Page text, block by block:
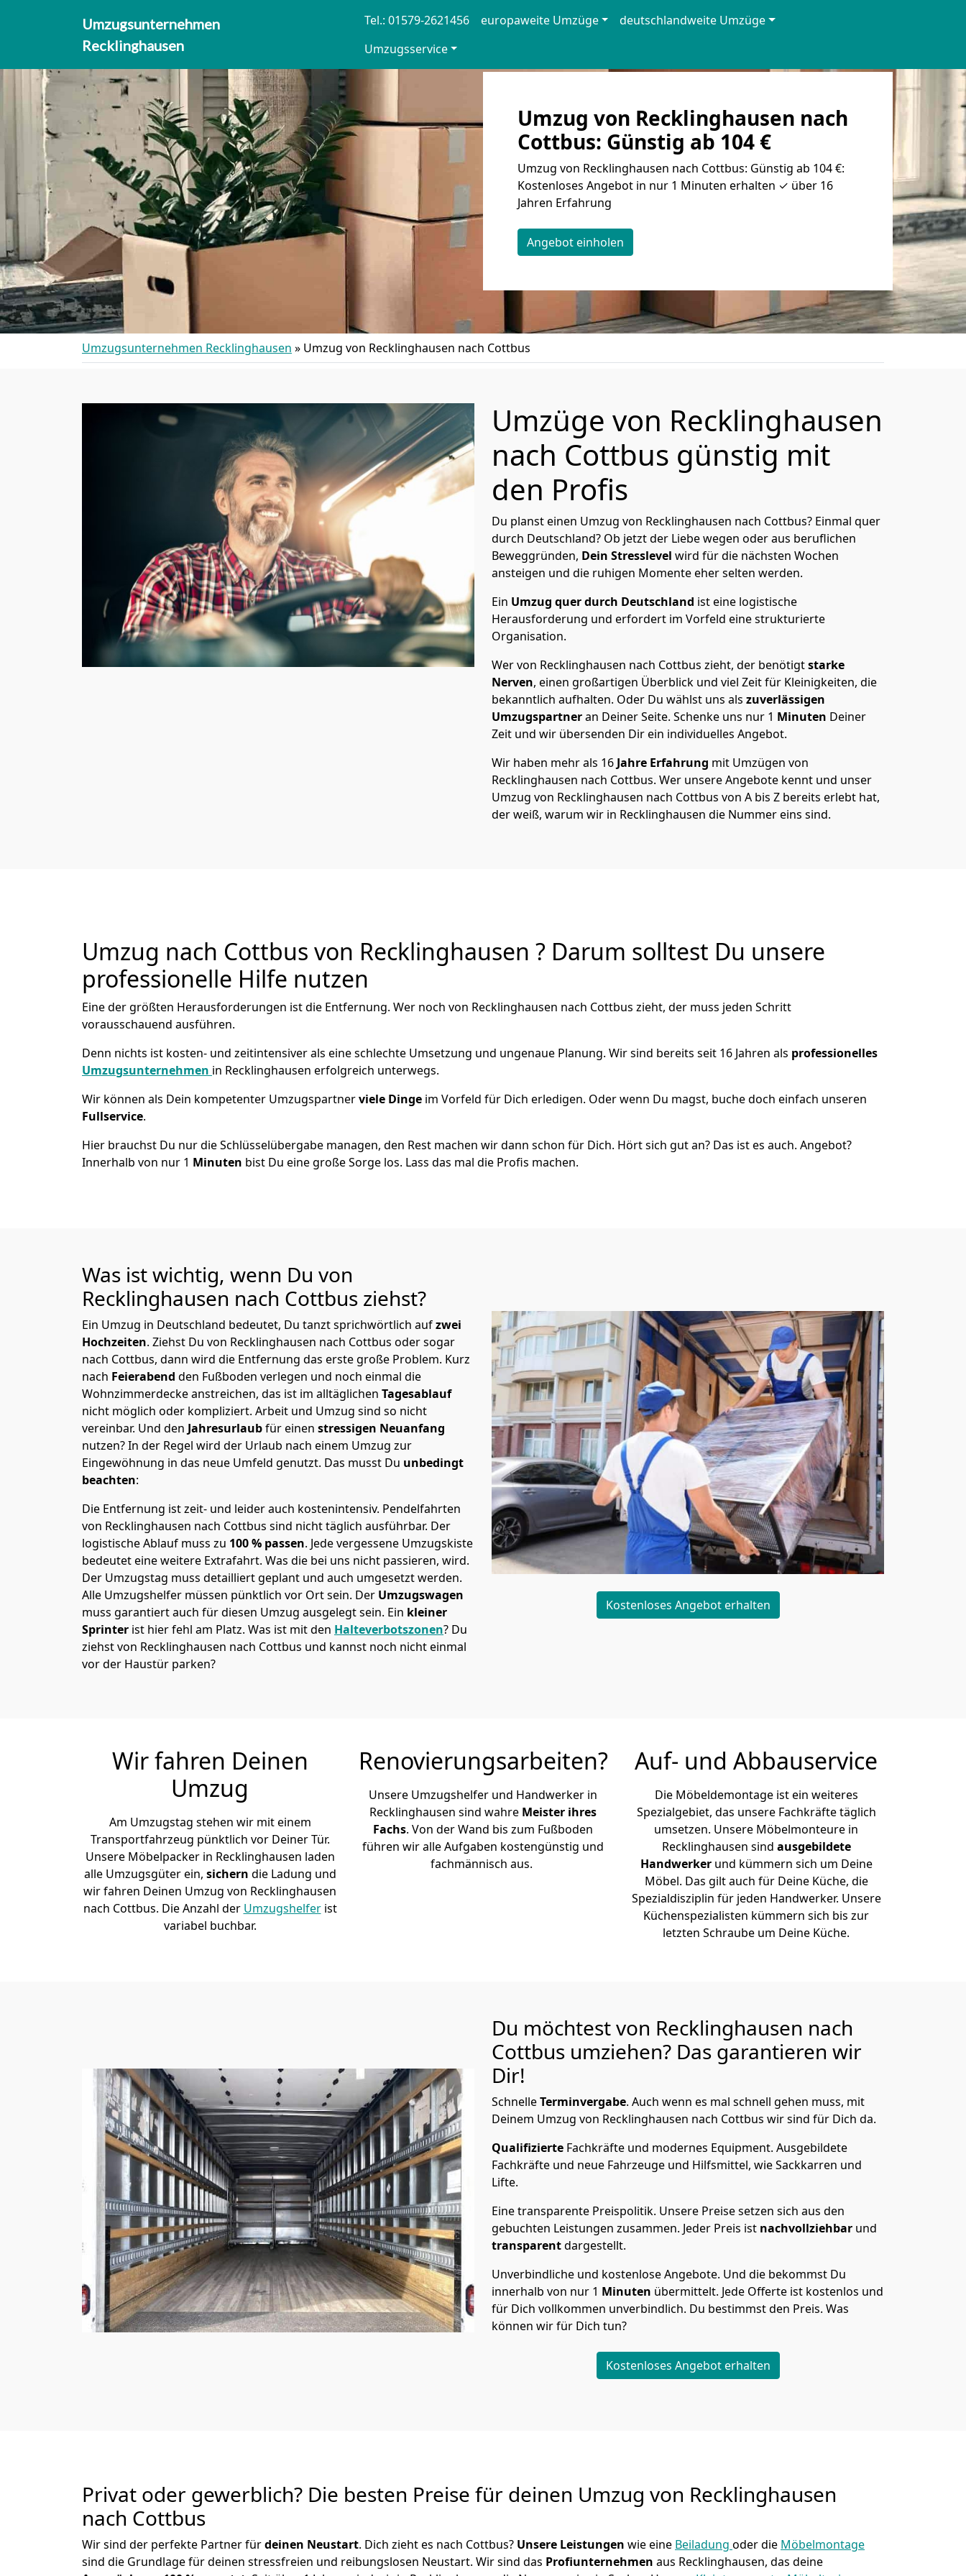
Umzugsunternehmen
Recklinghausen
Tel.: 01579-2621456 europaweite Umzüge
deutschlandweite Umzüge
Umzugsservice
Umzug von Recklinghausen nach
Cottbus: Günstig ab 104 €
Umzug von Recklinghausen nach Cottbus: Günstig ab 104 €:
Kostenloses Angebot in nur 1 Minuten erhalten ✓ über 16
Jahren Erfahrung
Angebot einholen
Umzugsunternehmen Recklinghausen » Umzug von Recklinghausen nach Cottbus
Umzüge von Recklinghausen
nach Cottbus günstig mit
den Profis
Du planst einen Umzug von Recklinghausen nach Cottbus? Einmal quer
durch Deutschland? Ob jetzt der Liebe wegen oder aus beruflichen
Beweggründen, Dein Stresslevel wird für die nächsten Wochen
ansteigen und die ruhigen Momente eher selten werden.
Ein Umzug quer durch Deutschland ist eine logistische
Herausforderung und erfordert im Vorfeld eine strukturierte
Organisation.
Wer von Recklinghausen nach Cottbus zieht, der benötigtstarke
Nerven, einen großartigen Überblick und viel Zeit für Kleinigkeiten, die
bekanntlich aufhalten. Oder Du wählst uns als zuverlässigen
Umzugspartneran Deiner Seite. Schenke uns nur 1 Minuten Deiner
Zeit und wir übersenden Dir ein individuelles Angebot.
Wir haben mehr als 16 Jahre Erfahrung mit Umzügen von
Recklinghausen nach Cottbus. Wer unsere Angebote kennt und unser
Umzug von Recklinghausen nach Cottbus von A bis Z bereits erlebt hat,
der weiß, warum wir in Recklinghausen die Nummer eins sind.
Umzug nach Cottbus von Recklinghausen ? Darum solltest Du unsere
professionelle Hilfe nutzen
Eine der größten Herausforderungen ist die Entfernung. Wer noch von Recklinghausen nach Cottbus zieht, der muss jeden Schritt
vorausschauend ausführen.
Denn nichts ist kosten- und zeitintensiver als eine schlechte Umsetzung und ungenaue Planung. Wir sind bereits seit 16 Jahren als professionelles
Umzugsunternehmen in Recklinghausen erfolgreich unterwegs.
Wir können als Dein kompetenter Umzugspartnerviele Dinge im Vorfeld für Dich erledigen. Oder wenn Du magst, buche doch einfach unseren
Fullservice.
Hier brauchst Du nur die Schlüsselübergabe managen, den Rest machen wir dann schon für Dich. Hört sich gut an? Das ist es auch. Angebot?
Innerhalb von nur 1 Minuten bist Du eine große Sorge los. Lass das mal die Profis machen.
Was ist wichtig, wenn Du von
Recklinghausen nach Cottbus ziehst?
Ein Umzug in Deutschland bedeutet, Du tanzt sprichwörtlich aufzwei
Hochzeiten. Ziehst Du von Recklinghausen nach Cottbus oder sogar
nach Cottbus, dann wird die Entfernung das erste große Problem. Kurz
nach Feierabend den Fußboden verlegen und noch einmal die
Wohnzimmerdecke anstreichen, das ist im alltäglichen Tagesablauf
nicht möglich oder kompliziert. Arbeit und Umzug sind so nicht
vereinbar. Und den Jahresurlaubfür einen stressigen Neuanfang
nutzen? In der Regel wird der Urlaub nach einem Umzug zur
Eingewöhnung in das neue Umfeld genutzt. Das musst Du unbedingt
beachten:
Die Entfernung ist zeit- und leider auch kostenintensiv. Pendelfahrten
von Recklinghausen nach Cottbus sind nicht täglich ausführbar. Der
logistische Ablauf muss zu 100 % passen. Jede vergessene Umzugskiste
bedeutet eine weitere Extrafahrt. Was die bei uns nicht passieren, wird.
Der Umzugstag muss detailliert geplant und auch umgesetzt werden.
Alle Umzugshelfer müssen pünktlich vor Ort sein. Der Umzugswagen
muss garantiert auch für diesen Umzug ausgelegt sein. Ein kleiner
Sprinter ist hier fehl am Platz. Was ist mit den Halteverbotszonen? Du
ziehst von Recklinghausen nach Cottbus und kannst noch nicht einmal
vor der Haustür parken?
Kostenloses Angebot erhalten
Wir fahren Deinen
Umzug
Am Umzugstag stehen wir mit einem
Transportfahrzeug pünktlich vor Deiner Tür.
Unsere Möbelpacker in Recklinghausen laden
alle Umzugsgüter ein, sichern die Ladung und
wir fahren Deinen Umzug von Recklinghausen
nach Cottbus. Die Anzahl der Umzugshelferist
variabel buchbar.
Renovierungsarbeiten?
Unsere Umzugshelfer und Handwerker in
Recklinghausen sind wahre Meister ihres
Fachs. Von der Wand bis zum Fußboden
führen wir alle Aufgaben kostengünstig und
fachmännisch aus.
Auf- und Abbauservice
Die Möbeldemontage ist ein weiteres
Spezialgebiet, das unsere Fachkräfte täglich
umsetzen. Unsere Möbelmonteure in
Recklinghausen sind ausgebildete
Handwerker und kümmern sich um Deine
Möbel. Das gilt auch für Deine Küche, die
Spezialdisziplin für jeden Handwerker. Unsere
Küchenspezialisten kümmern sich bis zur
letzten Schraube um Deine Küche.
Du möchtest von Recklinghausen nach
Cottbus umziehen? Das garantieren wir
Dir!
SchnelleTerminvergabe. Auch wenn es mal schnell gehen muss, mit
Deinem Umzug von Recklinghausen nach Cottbus wir sind für Dich da.
Qualifizierte Fachkräfte und modernes Equipment. Ausgebildete
Fachkräfte und neue Fahrzeuge und Hilfsmittel, wie Sackkarren und
Lifte.
Eine transparente Preispolitik. Unsere Preise setzen sich aus den
gebuchten Leistungen zusammen. Jeder Preis ist nachvollziehbar und
transparentdargestellt.
Unverbindliche und kostenlose Angebote. Und die bekommst Du
innerhalb von nur 1 Minuten übermittelt. Jede Offerte ist kostenlos und
für Dich vollkommen unverbindlich. Du bestimmst den Preis. Was
können wir für Dich tun?
Kostenloses Angebot erhalten
Privat oder gewerblich? Die besten Preise für deinen Umzug von Recklinghausen
nach Cottbus
Wir sind der perfekte Partner fürdeinen Neustart. Dich zieht es nach Cottbus? Unsere Leistungen wie eine Beiladung oder die Möbelmontage
sind die Grundlage für deinen stressfreien und reibungslosen Neustart. Wir sind das Profiunternehmen aus Recklinghausen, das deine